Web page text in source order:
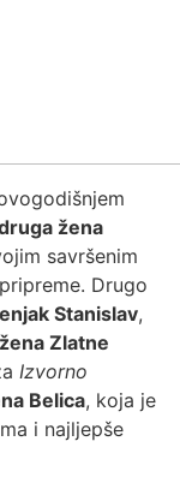
žena
savršenim
Drugo
Stanislav,
Zlatne
Izvorno
Belica, koja je
i najljepše